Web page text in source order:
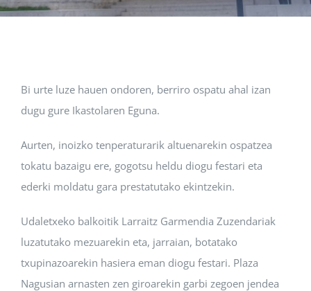
AGENDA 2030
Bi urte luze hauen ondoren, berriro ospatu ahal izan
dugu gure Ikastolaren Eguna.
Aurten, inoizko tenperaturarik altuenarekin ospatzea
tokatu bazaigu ere, gogotsu heldu diogu festari eta
ederki moldatu gara prestatutako ekintzekin.
Udaletxeko balkoitik Larraitz Garmendia Zuzendariak
luzatutako mezuarekin eta, jarraian, botatako
txupinazoarekin hasiera eman diogu festari. Plaza
Nagusian arnasten zen giroarekin garbi zegoen jendea